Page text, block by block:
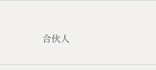
合伙人